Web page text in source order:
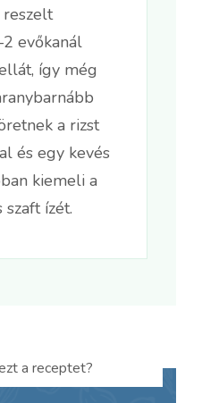
evőkanál
így még
a rizst
és egy kevés
kiemeli a
ízét.
a receptet?